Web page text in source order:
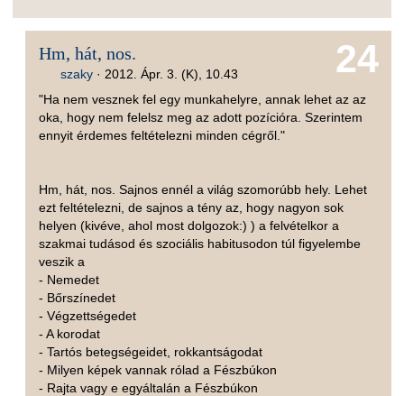
24
Hm, hát, nos.
szaky· 2012. Ápr. 3. (K), 10.43
"Ha nem vesznek fel egy munkahelyre, annak lehet az az
oka, hogy nem felelsz meg az adott pozícióra. Szerintem
ennyit érdemes feltételezni minden cégről."
Hm, hát, nos. Sajnos ennél a világ szomorúbb hely. Lehet
ezt feltételezni, de sajnos a tény az, hogy nagyon sok
helyen (kivéve, ahol most dolgozok:) ) a felvételkor a
szakmai tudásod és szociális habitusodon túl figyelembe
veszik a
- Nemedet
- Bőrszínedet
- Végzettségedet
- A korodat
- Tartós betegségeidet, rokkantságodat
- Milyen képek vannak rólad a Fészbúkon
- Rajta vagy e egyáltalán a Fészbúkon